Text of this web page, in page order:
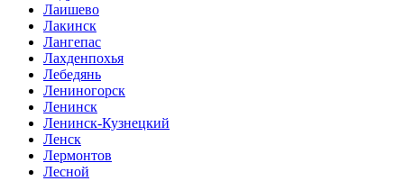
Лаишево
Лакинск
Лангепас
Лахденпохья
Лебедянь
Лениногорск
Ленинск
Ленинск-Кузнецкий
Ленск
Лермонтов
Лесной